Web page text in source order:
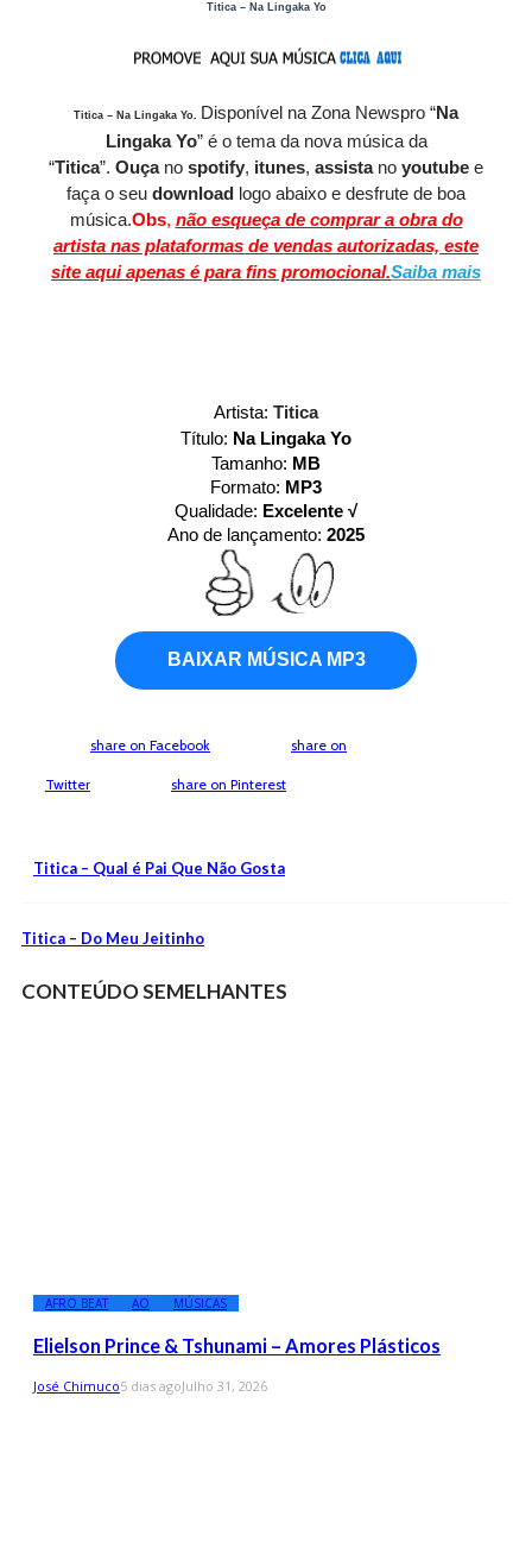
Titica – Na Lingaka Yo
Titica – Na Lingaka Yo. Disponível na Zona Newspro “Na
Lingaka Yo” é o tema da nova música da
“Titica”. Ouçano spotify, itunes, assistano youtube e
faça o seu download logo abaixo e desfrute de boa
música.Obs, não esqueça de comprar a obra do
artista nas plataformas de vendas autorizadas, este
site aqui apenas é para fins promocional.Saiba mais
Artista: Titica
Título: Na Lingaka Yo
Tamanho: MB
Formato: MP3
Qualidade: Excelente √
Ano de lançamento: 2025
BAIXAR MÚSICA MP3
share on Facebook share on
Twitter share on Pinterest
Titica – Qual é Pai Que Não Gosta
Titica – Do Meu Jeitinho
CONTEÚDO SEMELHANTES
AFRO BEAT AO MÚSICAS
Elielson Prince & Tshunami – Amores Plásticos
José Chimuco5 dias agoJulho 31, 2026